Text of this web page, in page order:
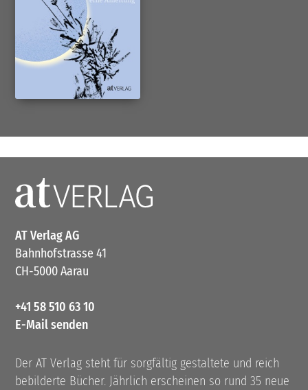
AT Verlag AG
Bahnhofstrasse 41
CH-5000 Aarau
+41 58 510 63 10
E-Mail senden
Der AT Verlag steht für sorgfältig gestaltete und reich
bebilderte Bücher. Jährlich erscheinen so rund 35 neue